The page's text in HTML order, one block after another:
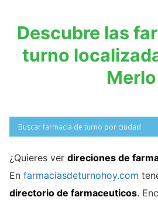
Descubre las
turno
Merlo
¿Quieres ver direciones de
En farmaciasdeturnohoy.com
directorio de farmaceuticos.